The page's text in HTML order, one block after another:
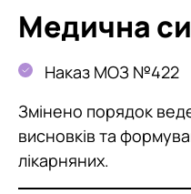
Медична
Наказ МОЗ №422
Змінено порядок
висновків та
лікарняних.